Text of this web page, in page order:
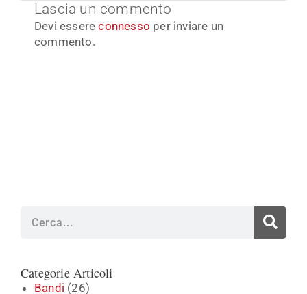
Lascia un commento
Devi essereconnesso per inviare un
commento.
Categorie Articoli
Bandi (26)